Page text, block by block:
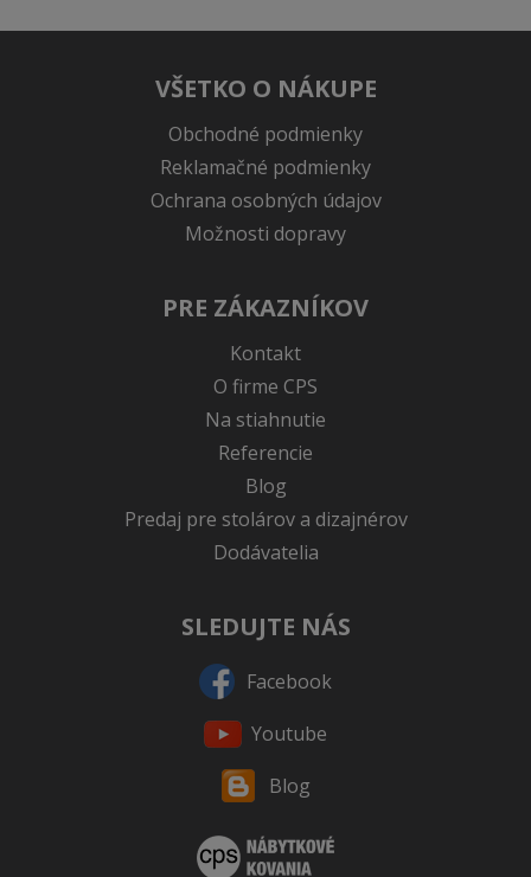
VŠETKO O NÁKUPE
Obchodné podmienky
Reklamačné podmienky
Ochrana osobných údajov
Možnosti dopravy
PRE ZÁKAZNÍKOV
Kontakt
O firme CPS
Na stiahnutie
Referencie
Blog
Predaj pre stolárov a dizajnérov
Dodávatelia
SLEDUJTE NÁS
Facebook
Youtube
Blog